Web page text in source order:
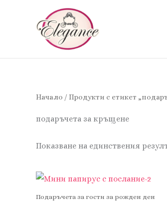
Начало / Продукти с етикет
подаръчета за кръщене
Показване на единствения
Подаръчета за гости за рожден ден